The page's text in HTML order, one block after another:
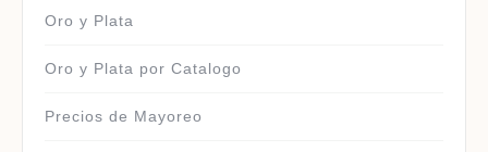
Oro y Plata
Oro y Plata por Catalogo
Precios de Mayoreo